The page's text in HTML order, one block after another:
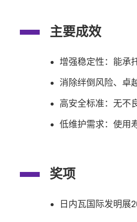
主要成效
增强稳定性：能承
消除绊倒风险、卓
高安全标准：无不
低维护需求：使用
奖项
日内瓦国际发明展